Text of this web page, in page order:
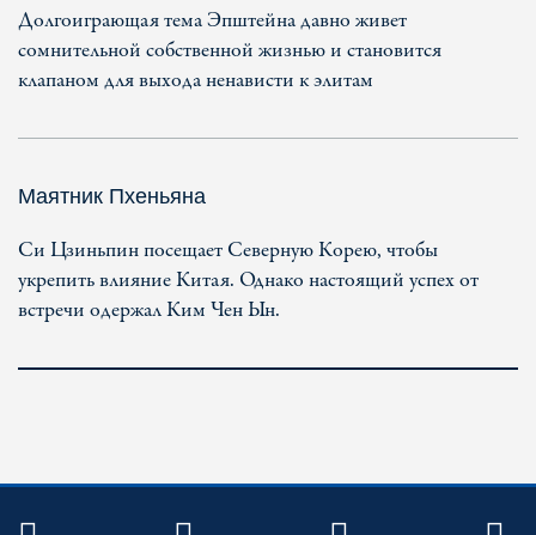
Долгоиграющая тема Эпштейна давно живет
сомнительной собственной жизнью и становится
клапаном для выхода ненависти к элитам
Маятник Пхеньяна
Си Цзиньпин посещает Северную Корею, чтобы
укрепить влияние Китая. Однако настоящий успех от
встречи одержал Ким Чен Ын.